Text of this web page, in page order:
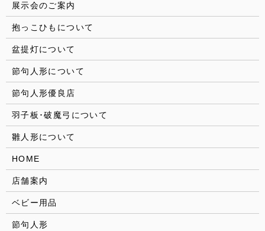
展示会のご案内
抱っこひもについて
盆提灯について
節句人形について
節句人形優良店
羽子板･破魔弓について
雛人形について
HOME
店舗案内
ベビー用品
節句人形